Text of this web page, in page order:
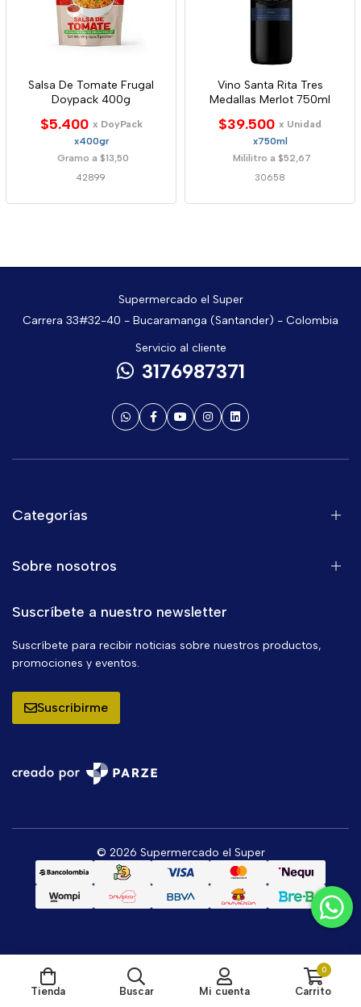
Salsa De Tomate Frugal
Doypack 400g
$5.400 x DoyPack
x400gr
Gramo a $13,50
42899
Vino Santa Rita Tres
Medallas Merlot 750ml
$39.500 x Unidad
x750ml
Mililitro a $52,67
30658
Supermercado el Super
Carrera 33#32-40 - Bucaramanga (Santander) - Colombia
Servicio al cliente
3176987371
Categorías
Sobre nosotros
Suscríbete a nuestro newsletter
Suscríbete para recibir noticias sobre nuestros productos,
promociones y eventos.
Suscribirme
© 2026 Supermercado el Super
Tienda Buscar Mi cuenta
0
Carrito